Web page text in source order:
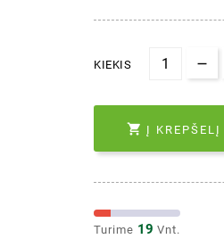
KIEKIS
 Į KREPŠELĮ
Turime 19 Vnt.